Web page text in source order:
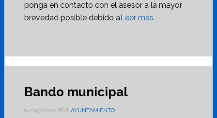
ponga en contacto con el asesor a la mayor
brevedad posible debido aLeer más
Bando municipal
14/09/2022 POR AYUNTAMIENTO